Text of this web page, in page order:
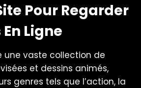
Pour Regarder
Ligne
une vaste collection de
et dessins animés,
genres tels que l’action, la